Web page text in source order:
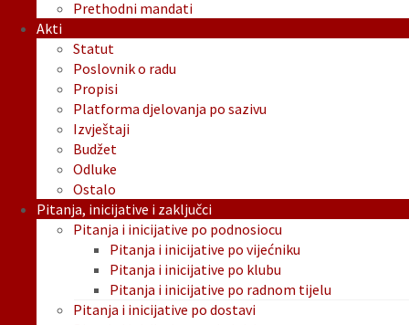
Prethodni mandati
Akti
Statut
Poslovnik o radu
Propisi
Platforma djelovanja po sazivu
Izvještaji
Budžet
Odluke
Ostalo
Pitanja, inicijative i zaključci
Pitanja i inicijative po podnosiocu
Pitanja i inicijative po vijećniku
Pitanja i inicijative po klubu
Pitanja i inicijative po radnom tijelu
Pitanja i inicijative po dostavi